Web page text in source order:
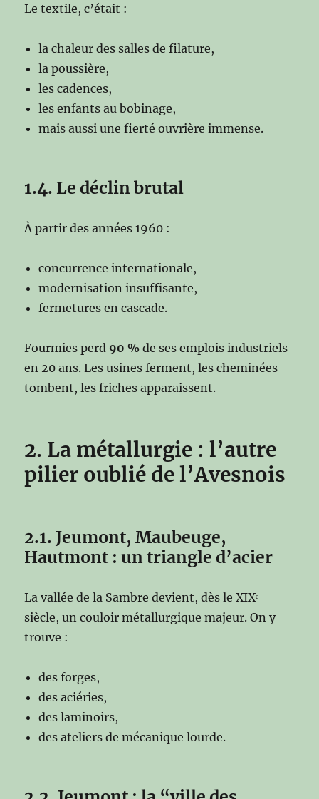
Le textile, c’était :
la chaleur des salles de filature,
la poussière,
les cadences,
les enfants au bobinage,
mais aussi une fierté ouvrière immense.
1.4. Le déclin brutal
À partir des années 1960 :
concurrence internationale,
modernisation insuffisante,
fermetures en cascade.
Fourmies perd 90 % de ses emplois industriels
en 20 ans. Les usines ferment, les cheminées
tombent, les friches apparaissent.
2. La métallurgie : l’autre
pilier oublié de l’Avesnois
2.1. Jeumont, Maubeuge,
Hautmont : un triangle d’acier
La vallée de la Sambre devient, dès le XIXᵉ
siècle, un couloir métallurgique majeur. On y
trouve :
des forges,
des aciéries,
des laminoirs,
des ateliers de mécanique lourde.